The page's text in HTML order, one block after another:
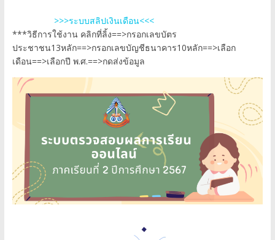
>>>ระบบสลิปเงินเดือน<<<
***วิธีการใช้งาน คลิกที่ลิ้ง==>กรอกเลขบัตร
ประชาชน13หลัก==>กรอกเลขบัญชีธนาคาร10หลัก==>เลือก
เดือน==>เลือกปี พ.ศ.==>กดส่งข้อมูล